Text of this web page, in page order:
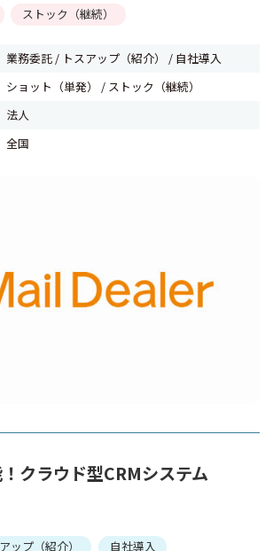
ストック（継続）
業務委託 / トスアップ（紹介） / 自社導入
ショット（単発） / ストック（継続）
法人
全国
クラウド型CRMシステム
ップ（紹介） 自社導入